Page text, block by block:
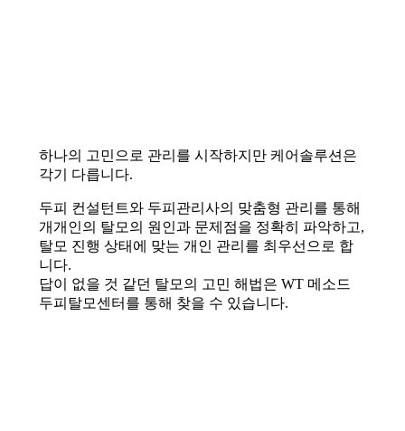
하나의 고민으로 관리를 시작하지만 케어솔루션은
각기 다릅니다.
두피 컨설턴트와 두피관리사의 맞춤형 관리를 통해
개개인의 탈모의 원인과 문제점을 정확히 파악하고,
탈모 진행 상태에 맞는 개인 관리를 최우선으로 합
니다.
답이 없을 것 같던 탈모의 고민 해법은 WT 메소드
두피탈모센터를 통해 찾을 수 있습니다.